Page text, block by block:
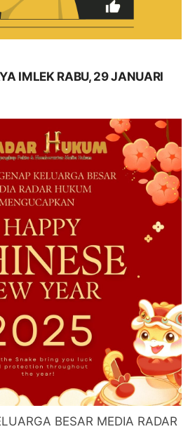
IMLEK RABU, 29 JANUARI
BESAR MEDIA RADAR